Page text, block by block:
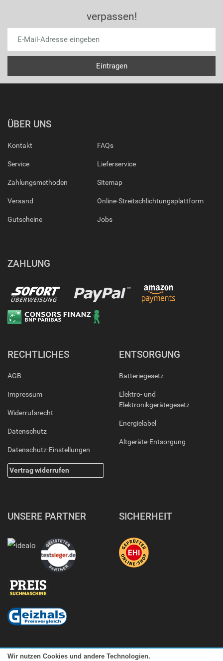
verpassen!
ÜBER UNS
Kontakt
Service
Zahlungsmethoden
Versand
Gutscheine
FAQs
Lieferservice
Sitemap
Online-Streitschlichtungsplattform
Jobs
ZAHLUNG
RECHTLICHES
AGB
Impressum
Widerrufsrecht
Datenschutz
Datenschutz-Einstellungen
Vertrag widerrufen
ENTSORGUNG
Batteriegesetz
Elektro- und
Elektronikgerätegesetz
Energielabel
Altgeräte-Entsorgung
UNSERE PARTNER SICHERHEIT
Wir nutzen Cookies und andere Technologien.